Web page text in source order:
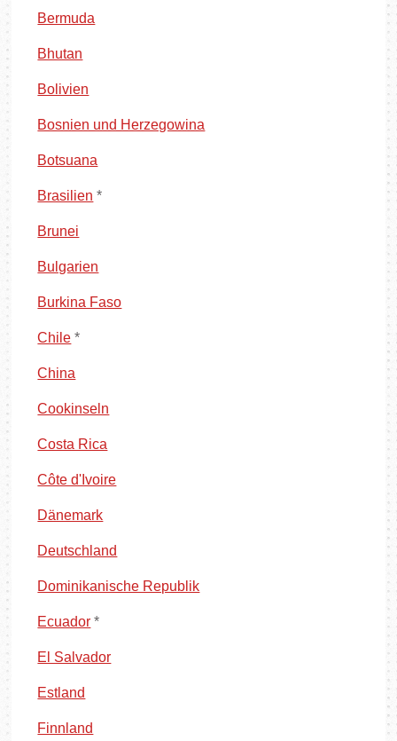
Bermuda
Bhutan
Bolivien
Bosnien und Herzegowina
Botsuana
Brasilien *
Brunei
Bulgarien
Burkina Faso
Chile *
China
Cookinseln
Costa Rica
Côte d'Ivoire
Dänemark
Deutschland
Dominikanische Republik
Ecuador *
El Salvador
Estland
Finnland